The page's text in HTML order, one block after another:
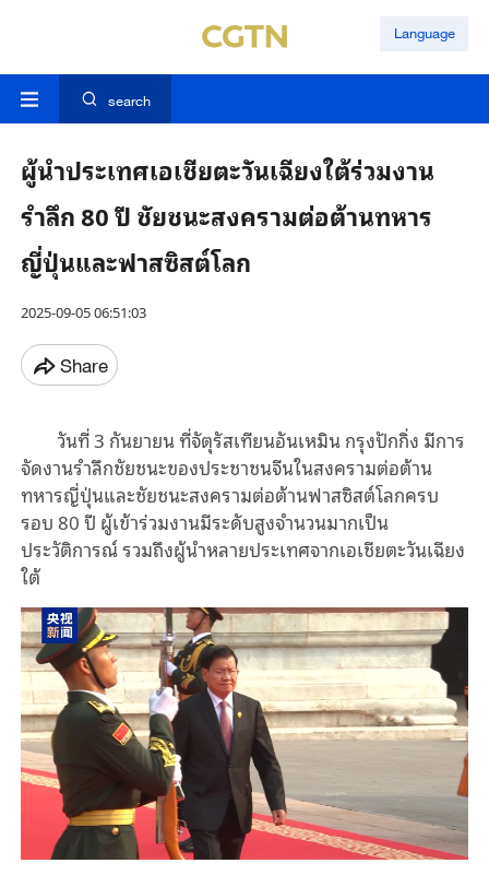
Language
search
ผู้นำประเทศเอเชียตะวันเฉียงใต้ร่วมงาน
รำลึก 80 ปี ชัยชนะสงครามต่อต้านทหาร
ญี่ปุ่นและฟาสซิสต์โลก
2025-09-05 06:51:03
Share
วันที่ 3 กันยายน ที่จัตุรัสเทียนอันเหมิน กรุงปักกิ่ง มีการ
จัดงานรำลึกชัยชนะของประชาชนจีนในสงครามต่อต้าน
ทหารญี่ปุ่นและชัยชนะสงครามต่อต้านฟาสซิสต์โลกครบ
รอบ 80 ปี ผู้เข้าร่วมงานมีระดับสูงจำนวนมากเป็น
ประวัติการณ์ รวมถึงผู้นำหลายประเทศจากเอเชียตะวันเฉียง
ใต้